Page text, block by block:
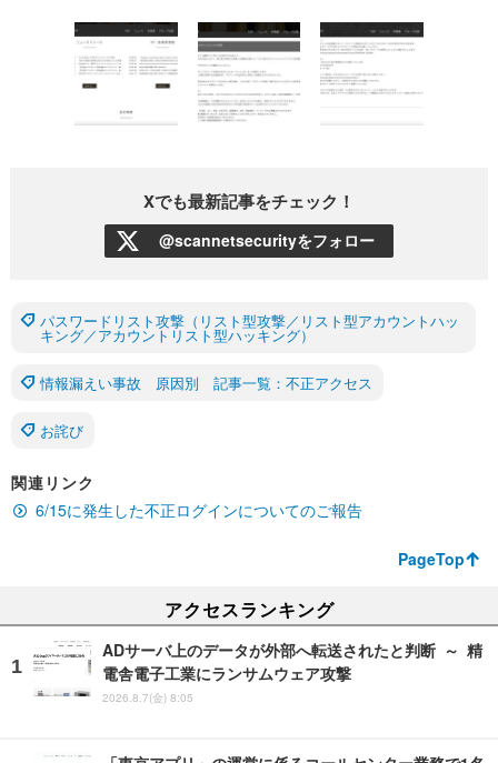
Xでも最新記事をチェック！
@scannetsecurityをフォロー
パスワードリスト攻撃（リスト型攻撃／リスト型アカウントハッ
キング／アカウントリスト型ハッキング）
情報漏えい事故 原因別 記事一覧：不正アクセス
お詫び
関連リンク
6/15に発生した不正ログインについてのご報告
PageTop
アクセスランキング
ADサーバ上のデータが外部へ転送されたと判断 ～ 精
電舎電子工業にランサムウェア攻撃
2026.8.7(金) 8:05